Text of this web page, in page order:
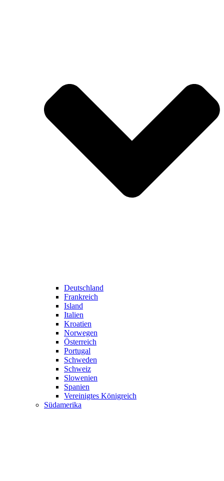
Deutschland
Frankreich
Island
Italien
Kroatien
Norwegen
Österreich
Portugal
Schweden
Schweiz
Slowenien
Spanien
Vereinigtes Königreich
Südamerika